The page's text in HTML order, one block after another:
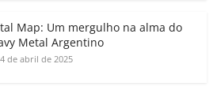
p a
ss
k h
Map: Um mergulho na alma do
Metal Argentino
de abril de 2025